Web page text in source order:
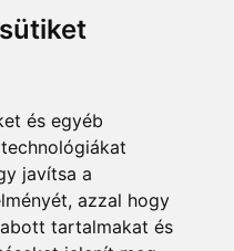
és egyéb
javítsa a
azzal hogy
tartalmakat és